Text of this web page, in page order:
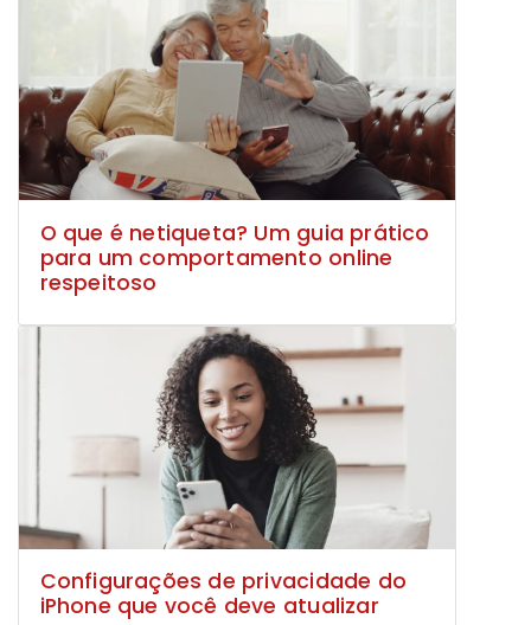
O que é netiqueta? Um guia prático
para um comportamento online
respeitoso
Configurações de privacidade do
iPhone que você deve atualizar